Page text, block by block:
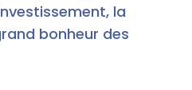
la
bonheur des